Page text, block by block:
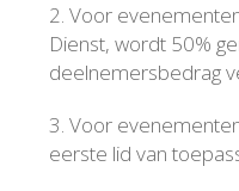
2. Voor
Dienst, wordt 50%
deelnemersbedrag
3. Voor
eerste lid van